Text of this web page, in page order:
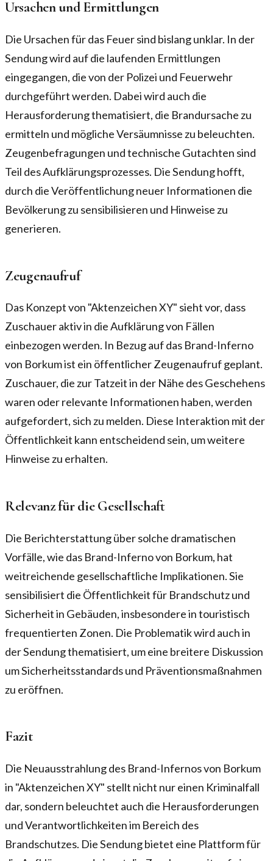
Ursachen und Ermittlungen
Die Ursachen für das Feuer sind bislang unklar. In der
Sendung wird auf die laufenden Ermittlungen
eingegangen, die von der Polizei und Feuerwehr
durchgeführt werden. Dabei wird auch die
Herausforderung thematisiert, die Brandursache zu
ermitteln und mögliche Versäumnisse zu beleuchten.
Zeugenbefragungen und technische Gutachten sind
Teil des Aufklärungsprozesses. Die Sendung hofft,
durch die Veröffentlichung neuer Informationen die
Bevölkerung zu sensibilisieren und Hinweise zu
generieren.
Zeugenaufruf
Das Konzept von "Aktenzeichen XY" sieht vor, dass
Zuschauer aktiv in die Aufklärung von Fällen
einbezogen werden. In Bezug auf das Brand-Inferno
von Borkum ist ein öffentlicher Zeugenaufruf geplant.
Zuschauer, die zur Tatzeit in der Nähe des Geschehens
waren oder relevante Informationen haben, werden
aufgefordert, sich zu melden. Diese Interaktion mit der
Öffentlichkeit kann entscheidend sein, um weitere
Hinweise zu erhalten.
Relevanz für die Gesellschaft
Die Berichterstattung über solche dramatischen
Vorfälle, wie das Brand-Inferno von Borkum, hat
weitreichende gesellschaftliche Implikationen. Sie
sensibilisiert die Öffentlichkeit für Brandschutz und
Sicherheit in Gebäuden, insbesondere in touristisch
frequentierten Zonen. Die Problematik wird auch in
der Sendung thematisiert, um eine breitere Diskussion
um Sicherheitsstandards und Präventionsmaßnahmen
zu eröffnen.
Fazit
Die Neuausstrahlung des Brand-Infernos von Borkum
in "Aktenzeichen XY" stellt nicht nur einen Kriminalfall
dar, sondern beleuchtet auch die Herausforderungen
und Verantwortlichkeiten im Bereich des
Brandschutzes. Die Sendung bietet eine Plattform für